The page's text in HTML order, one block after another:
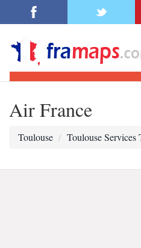
Air France
Toulouse Toulouse Services